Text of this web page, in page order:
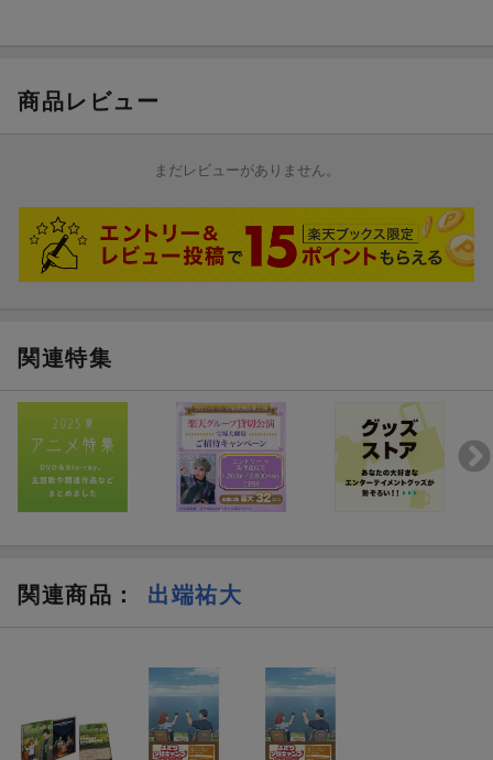
商品レビュー
まだレビューがありません。
関連特集
関連商品 ： 出端祐大